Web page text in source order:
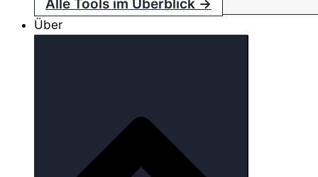
Alle Tools im Überblick →
Über